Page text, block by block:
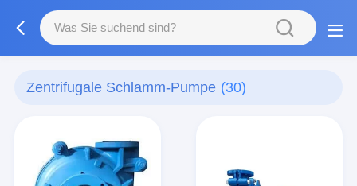
Zentrifugale Schlamm-Pumpe (30)